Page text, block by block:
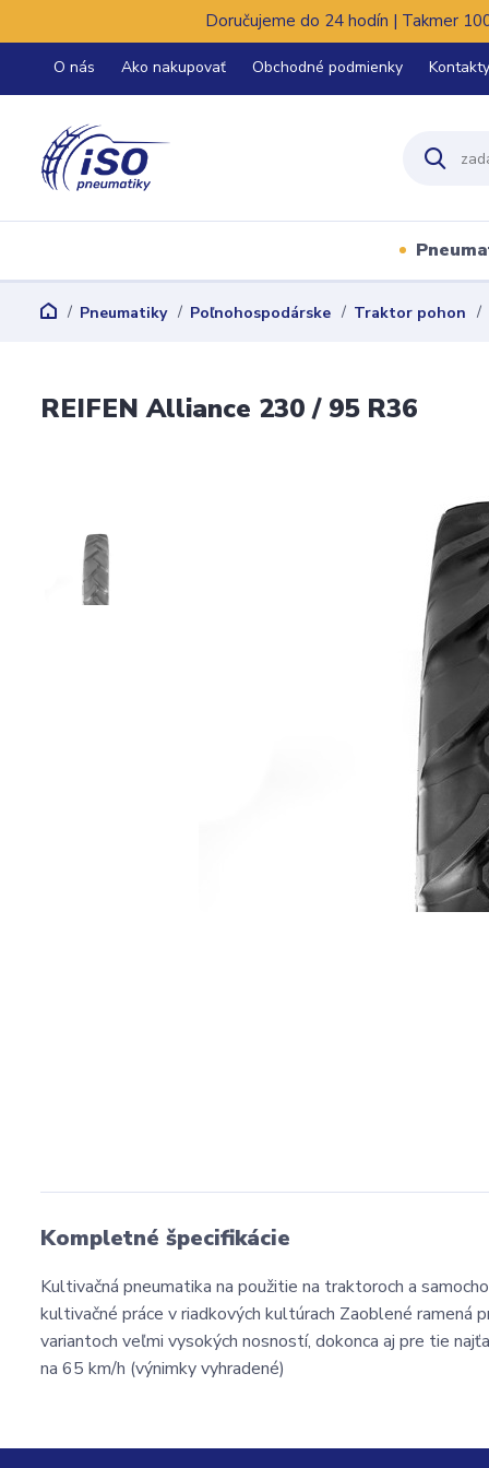
Doručujeme do 24 hodín | Takmer
O nás Ako nakupovať Obchodné podmienky Kontakty
Pneumatiky Poľnohospodárske Traktor pohon
REIFEN Alliance 230 / 95 R36
Kompletné špecifikácie
Kultivačná pneumatika na použitie na traktoroch a
kultivačné práce v riadkových kultúrach Zaoblené ramená
variantoch veľmi vysokých nosností, dokonca aj pre tie
na 65 km/h (výnimky vyhradené)